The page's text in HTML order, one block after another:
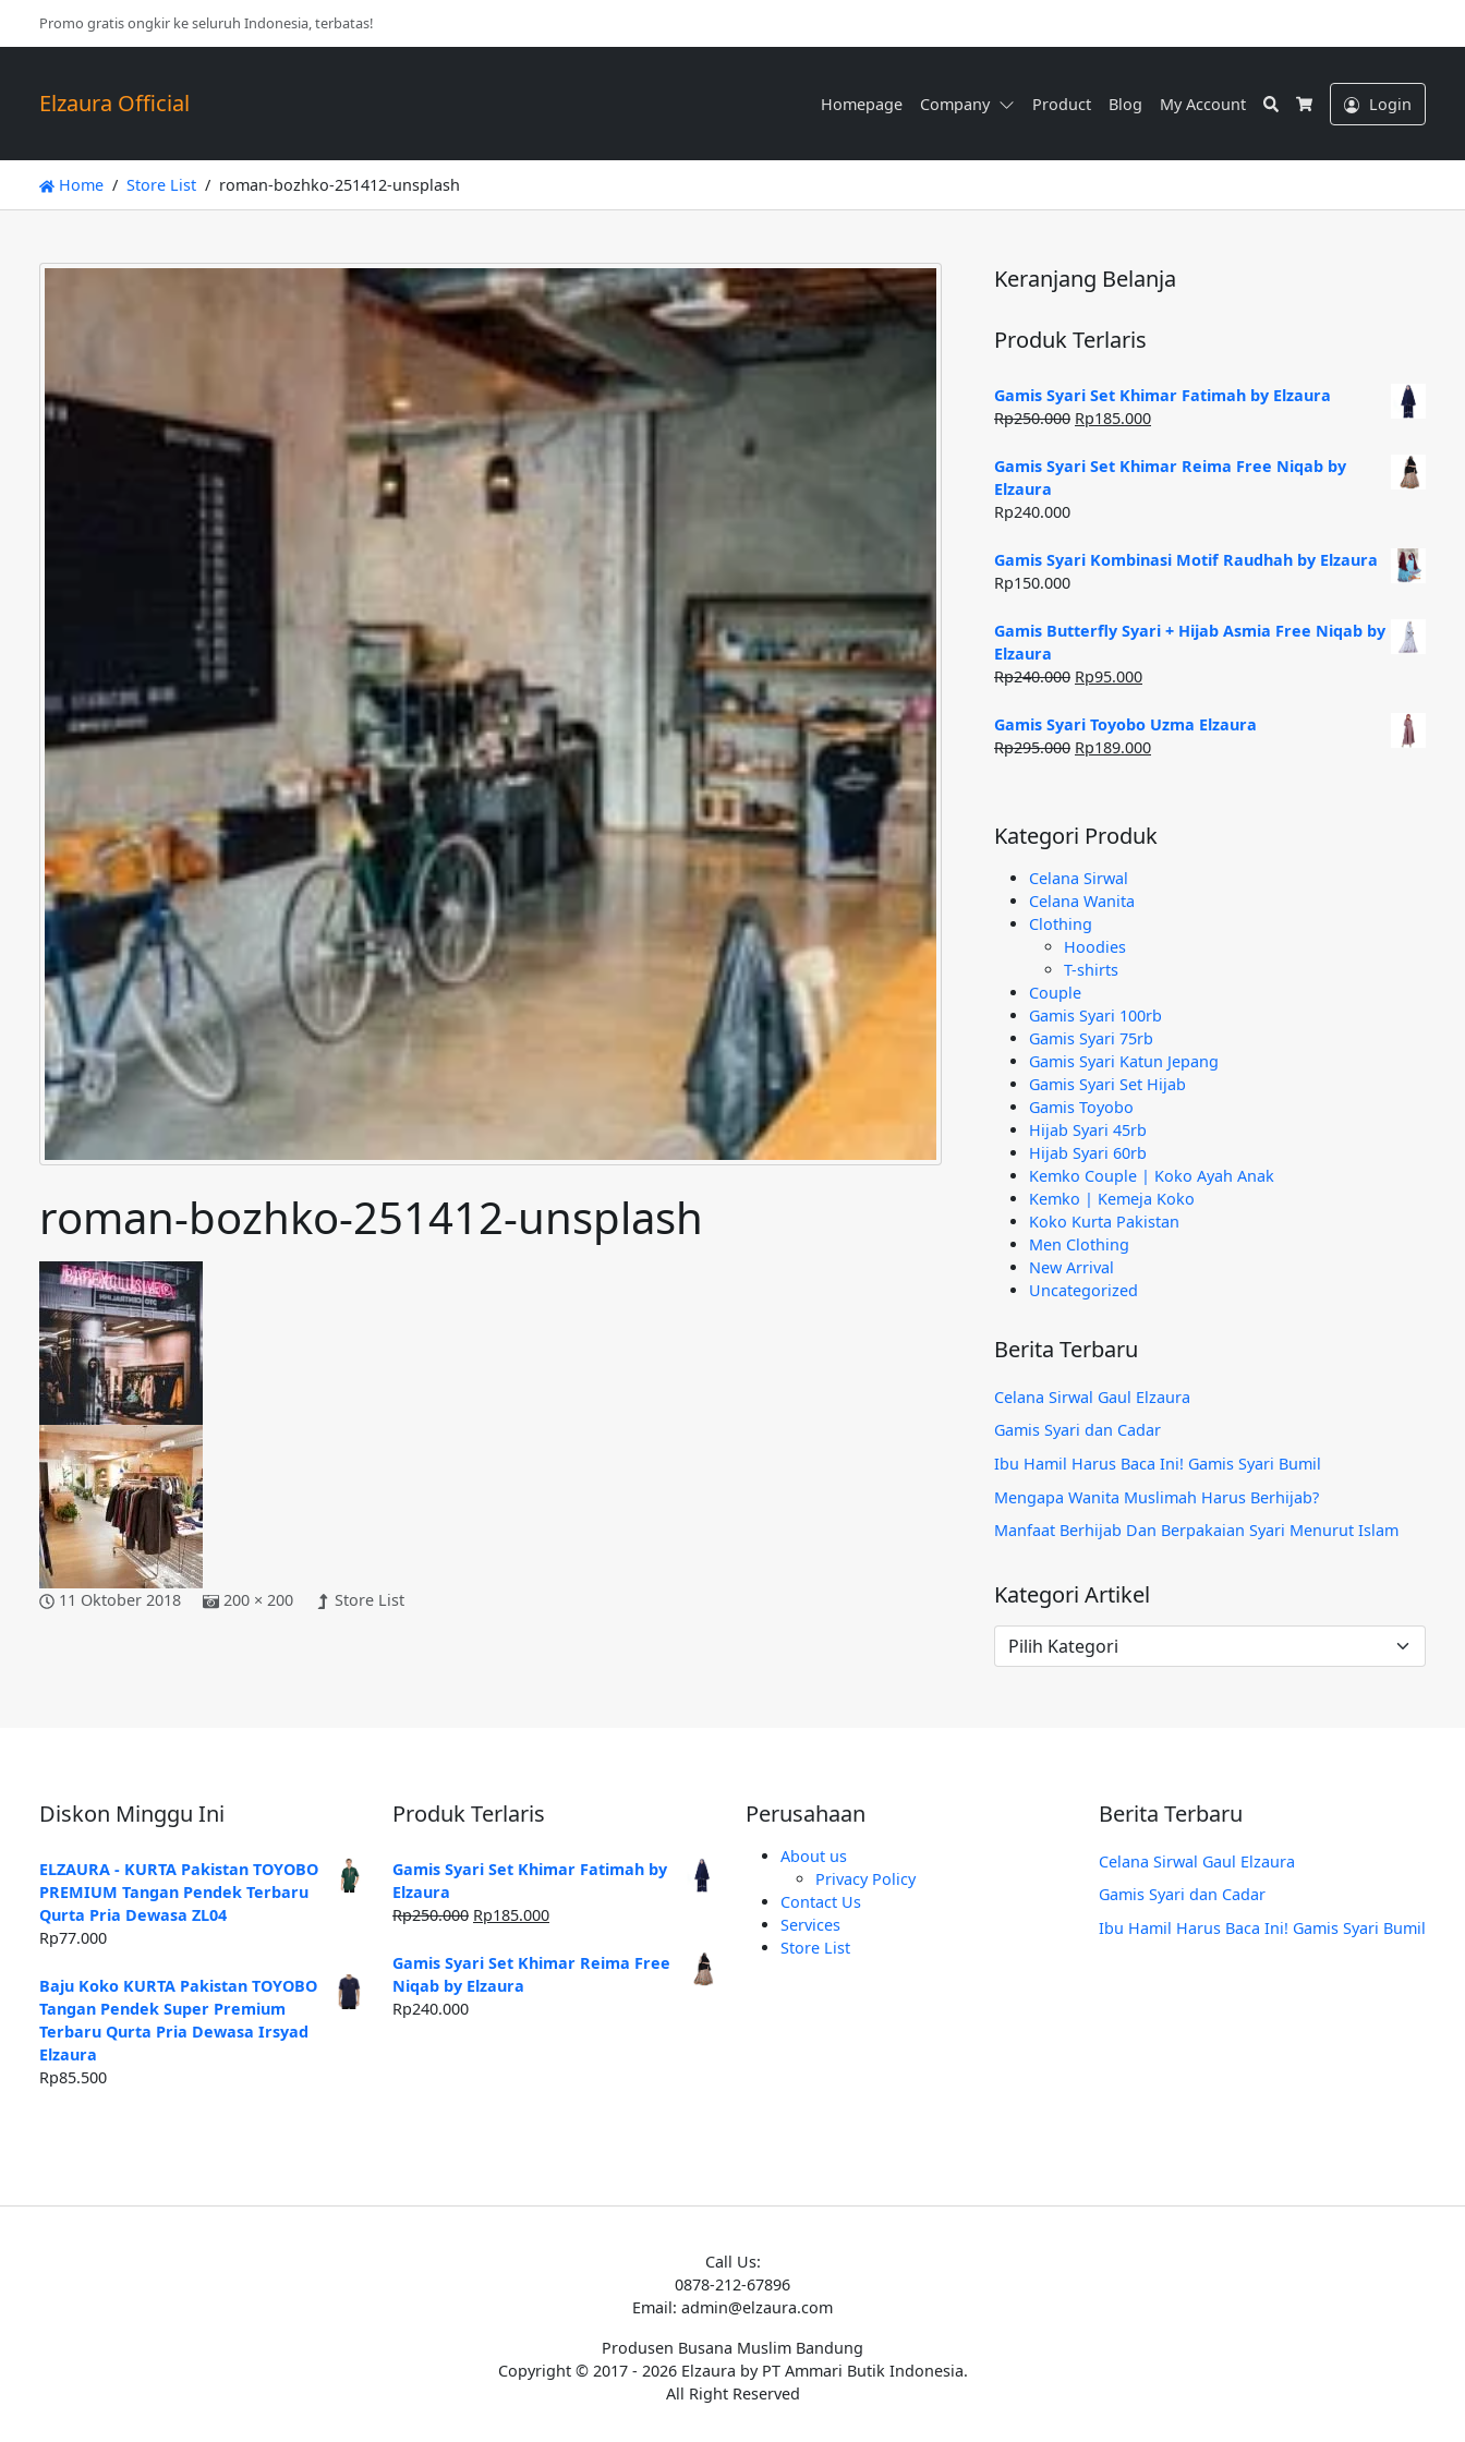
Promo gratis ongkir ke seluruh Indonesia, terbatas!
Elzaura Official Homepage Company Product Blog My Account
Search
Cart
Login
Home Store List roman-bozhko-251412-unsplash
roman-bozhko-251412-unsplash
11 Oktober 2018 200 × 200 Store List
Keranjang Belanja
Produk Terlaris
Gamis Syari Set Khimar Fatimah by Elzaura
Rp250.000 Harga
adalah:
Rp185.000Harga
ini
Gamis Syari Set Khimar Reima Free Niqab by
Elzaura
Rp240.000
Gamis Syari Kombinasi Motif Raudhah by Elzaura
Rp150.000
Gamis Butterfly Syari + Hijab Asmia Free Niqab by
Elzaura
Rp240.000 Harga
adalah:
Rp240.000.
Rp95.000Harga
ini
adalah:
Gamis Syari Toyobo Uzma Elzaura
Rp295.000 Harga
Rp189.000Harga
Rp189.000.
Kategori Produk
Celana Sirwal
Celana Wanita
Clothing
Hoodies
T-shirts
Couple
Gamis Syari 100rb
Gamis Syari 75rb
Gamis Syari Katun Jepang
Gamis Syari Set Hijab
Gamis Toyobo
Hijab Syari 45rb
Hijab Syari 60rb
Kemko Couple | Koko Ayah Anak
Kemko | Kemeja Koko
Koko Kurta Pakistan
Men Clothing
New Arrival
Uncategorized
Berita Terbaru
Celana Sirwal Gaul Elzaura
Gamis Syari dan Cadar
Ibu Hamil Harus Baca Ini! Gamis Syari Bumil
Mengapa Wanita Muslimah Harus Berhijab?
Manfaat Berhijab Dan Berpakaian Syari Menurut Islam
Kategori Artikel
Kategori
Artikel
Diskon Minggu Ini
ELZAURA - KURTA Pakistan TOYOBO
PREMIUM Tangan Pendek Terbaru
Qurta Pria Dewasa ZL04
Rp77.000
Baju Koko KURTA Pakistan TOYOBO
Tangan Pendek Super Premium
Terbaru Qurta Pria Dewasa Irsyad
Elzaura
Rp85.500
Produk Terlaris
Gamis Syari Set Khimar Fatimah by
Elzaura
Rp250.000 Harga
adalah:
Rp250.000.
Rp185.000Harga
ini
Gamis Syari Set Khimar Reima Free
Niqab by Elzaura
Rp240.000
Perusahaan
About us
Privacy Policy
Contact Us
Services
Store List
Berita Terbaru
Celana Sirwal Gaul Elzaura
Gamis Syari dan Cadar
Ibu Hamil Harus Baca Ini! Gamis Syari Bumil
Call Us:
0878-212-67896
Email: admin@elzaura.com
Produsen Busana Muslim Bandung
Copyright © 2017 - 2026 Elzaura by PT Ammari Butik Indonesia.
All Right Reserved